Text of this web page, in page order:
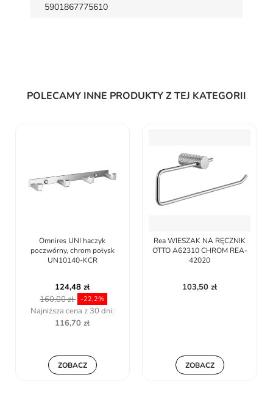
5901867775610
POLECAMY INNE PRODUKTY Z TEJ KATEGORII
Omnires UNI haczyk
poczwórny, chrom połysk
UN10140-KCR
124,48 zł
160,00 zł -22,2%
Najniższa cena z 30 dni:
116,70 zł
ZOBACZ
Rea WIESZAK NA RĘCZNIK
OTTO A62310 CHROM REA-
42020
103,50 zł
ZOBACZ